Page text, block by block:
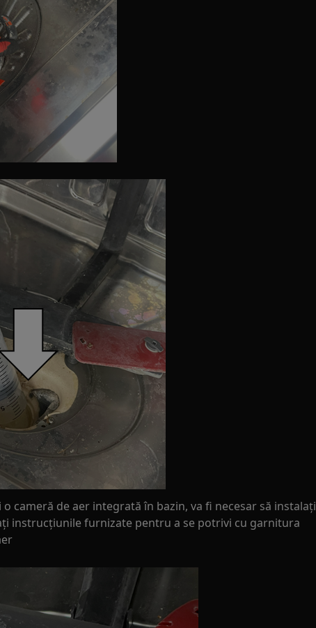
o cameră de aer integrată în bazin, va fi necesar să instalați
instrucțiunile furnizate pentru a se potrivi cu garnitura